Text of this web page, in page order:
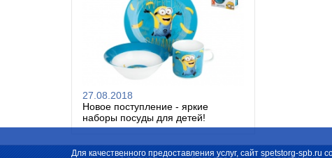
27.08.2018
Новое поступление - яркие
наборы посуды для детей!
Для качественного предоставления услуг, сайт spetstorg-